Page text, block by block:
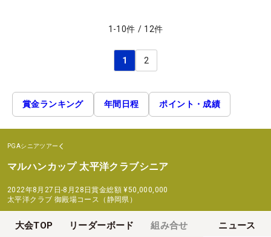
1 -10件 / 12件
1 2
賞金ランキング 年間日程 ポイント・成績
PGAシニアツアー
マルハンカップ 太平洋クラブシニア
2022年8月27日-8月28日賞金総額 ¥50,000,000
太平洋クラブ 御殿場コース（静岡県）
大会TOP リーダーボード 組み合せ ニュース